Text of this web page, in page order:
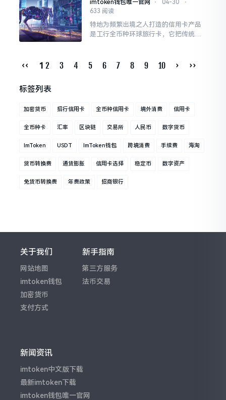
imtoken钱包唯一官网 ⋅ 04-30
⋅
633 阅读
特地为频繁出境之人打造的信用卡产品
是工行全币种环球旅行卡，它把传统双
卡做到了支持多达10种币种直接进行入
‹‹ 1 2 3 4 5 6 7 8 9 10 › ››
标签列表
加密货币 招行信用卡 全币种信用卡 境外消费 信用卡
全币种卡 汇率 区块链 交易所 人民币 数字货币
ImToken USDT ImToken钱包 跨境消费 手续费 海淘
货币转换费 通货膨胀 信用卡选择 稳定币 数字资产
免货币转换费 年费政策 招商银行
关于我们
网站地图
imtoken钱包
加密货币
支付方式
新手指南
第三方服务
法币交易
新闻资讯
imtoken中文版下载
最新imtoken下载
imtoken钱包唯一官网